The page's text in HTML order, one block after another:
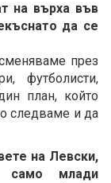
на върха във
да се
през
футболисти,
план, който
следваме и да
на Левски,
само млади